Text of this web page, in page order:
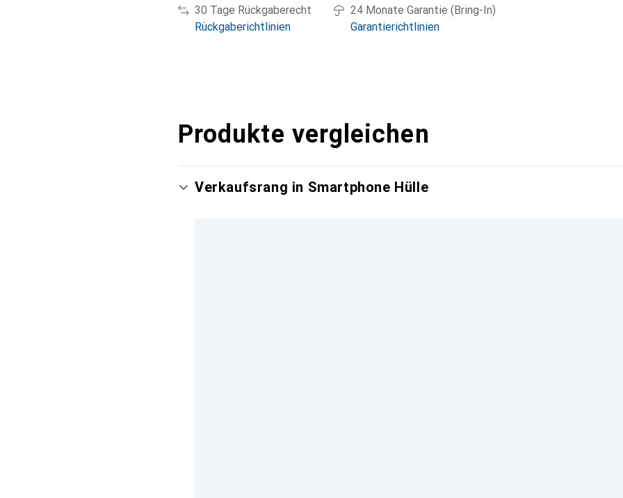
30 Tage Rückgaberecht
Rückgaberichtlinien
24 Monate Garantie (Bring-In)
Garantierichtlinien
Produkte vergleichen
Verkaufsrang in Smartphone Hülle